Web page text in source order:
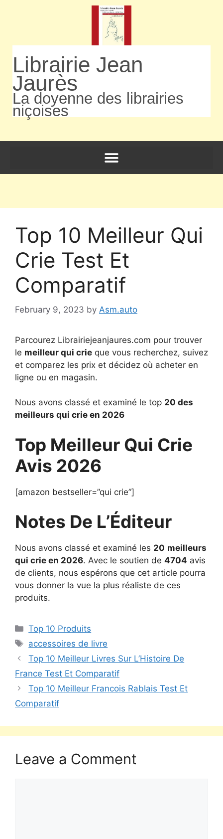
Librairie Jean
Jaurès
La doyenne des librairies
niçoises
Top 10 Meilleur Qui
Crie Test Et
Comparatif
February 9, 2023 by Asm.auto
Parcourez Librairiejeanjaures.com pour trouver
le meilleur qui crie que vous recherchez, suivez
et comparez les prix et décidez où acheter en
ligne ou en magasin.
Nous avons classé et examiné le top 20 des
meilleurs qui crie en 2026
Top Meilleur Qui Crie
Avis 2026
[amazon bestseller=”qui crie”]
Notes De L’Éditeur
Nous avons classé et examiné les 20 meilleurs
qui crie en 2026. Avec le soutien de 4704 avis
de clients, nous espérons que cet article pourra
vous donner la vue la plus réaliste de ces
produits.
Top 10 Produits
accessoires de livre
Top 10 Meilleur Livres Sur L’Histoire De
France Test Et Comparatif
Top 10 Meilleur Francois Rablais Test Et
Comparatif
Leave a Comment